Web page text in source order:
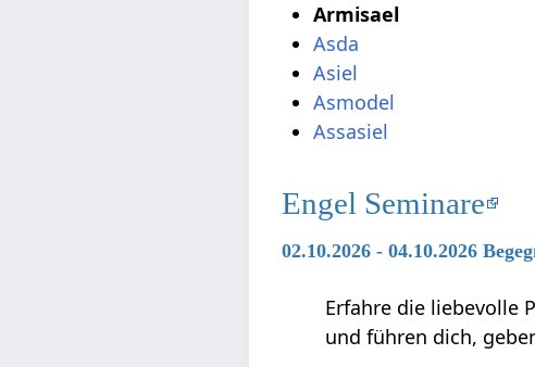
Armisael
Asda
Asiel
Asmodel
Assasiel
Engel Seminare
02.10.2026 - 04.10.2026
Erfahre die liebevolle
und führen dich,